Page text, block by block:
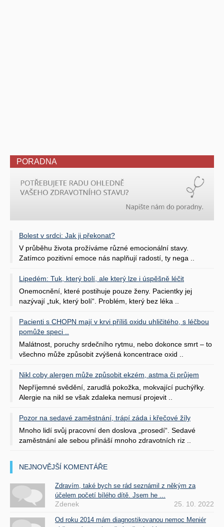
PORADNA
Bolest v srdci: Jak ji překonat?
V průběhu života prožíváme různé emocionální stavy.
Zatímco pozitivní emoce nás naplňují radostí, ty nega ..
Lipedém: Tuk, který bolí, ale který lze i úspěšně léčit
Onemocnění, které postihuje pouze ženy. Pacientky jej
nazývají „tuk, který bolí“. Problém, který bez léka ..
Pacienti s CHOPN mají v krvi příliš oxidu uhličitého, s léčbou
pomůže speci ..
Malátnost, poruchy srdečního rytmu, nebo dokonce smrt – to
všechno může způsobit zvýšená koncentrace oxid ..
Nikl coby alergen může způsobit ekzém, astma či průjem
Nepříjemné svědění, zarudlá pokožka, mokvající puchýřky.
Alergie na nikl se však zdaleka nemusí projevit ..
Pozor na sedavé zaměstnání, trápí záda i křečové žíly
Mnoho lidí svůj pracovní den doslova „prosedí“. Sedavé
zaměstnání ale sebou přináší mnoho zdravotních riz ..
NEJNOVĚJŠÍ KOMENTÁŘE
Zdravím, také bych se rád seznámil z někým za
účelem početí bílého dítě. Jsem he ...
Zdenek 25. 10. 2022
Od roku 2014 mám diagnostikovanou nemoc Meniér